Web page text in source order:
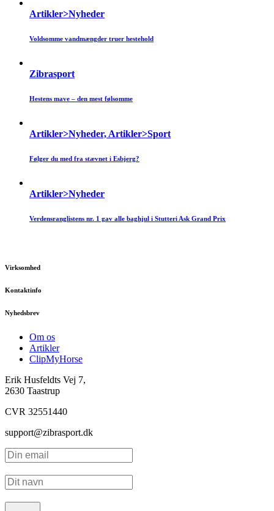
Artikler>Nyheder
Voldsomme vandmængder truer hestehold
Zibrasport
Hestens mave – den mest følsomme
Artikler>Nyheder, Artikler>Sport
Følger du med fra stævnet i Esbjerg?
Artikler>Nyheder
Verdensranglistens nr. 1 gav alle baghjul i Stutteri Ask Grand Prix
Virksomhed
Kontaktinfo
Nyhedsbrev
Om os
Artikler
ClipMyHorse
Erik Husfeldts Vej 7,
2630 Taastrup
CVR 32551440
support@zibrasport.dk